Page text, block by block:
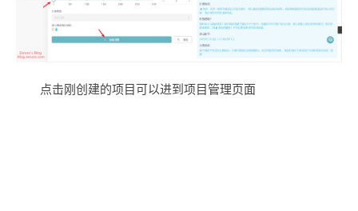
点击刚创建的项目可以进到项目管理页面